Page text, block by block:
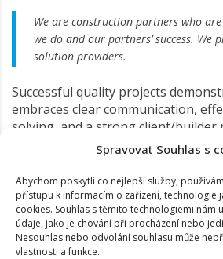
Spravovat Souhlas s
Abychom poskytli co nejlepší služby,
přístupu k informacím o zařízení, technologie
cookies. Souhlas s těmito technologiemi nám
údaje, jako je chování při procházení nebo
Nesouhlas nebo odvolání souhlasu může
vlastnosti a funkce.
We are construction partners who
we do and our partners’ success. We
solution providers.
Successful quality projects
embraces clear communication,
solving, and a strong client/builder
leadership offers value to both the
customers by ensuring that each
are met to the fullest extent